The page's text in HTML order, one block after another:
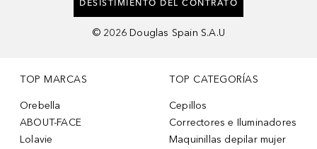
DESISTIMIENTO DEL CONTRATO
© 2026 Douglas Spain S.A.U
TOP MARCAS
Orebella
ABOUT-FACE
Lolavie
TOP CATEGORÍAS
Cepillos
Correctores e Iluminadores
Maquinillas depilar mujer